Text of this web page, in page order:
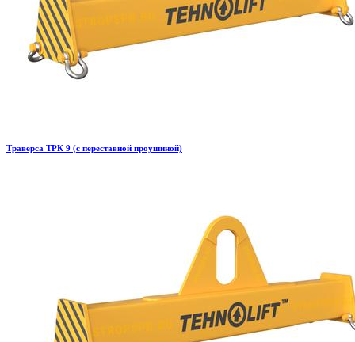
Траверса ТРК 9 (с переставной проушиной)